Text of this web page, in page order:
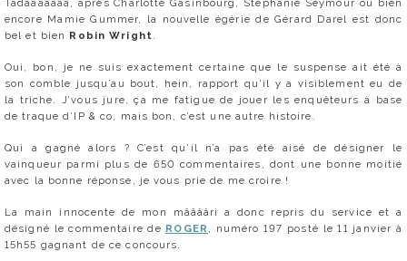
Tadaaaaaaa, après Charlotte Gasinbourg, Stéphanie Seymour ou bien
encore Mamie Gummer, la nouvelle égérie de Gérard Darel est donc
bel et bien Robin Wright.
Oui, bon, je ne suis exactement certaine que le suspense ait été à
son comble jusqu’au bout, hein, rapport qu’il y a visiblement eu de
la triche. J’vous jure, ça me fatigue de jouer les enquêteurs à base
de traque d’IP & co, mais bon, c’est une autre histoire.
Qui a gagné alors ? C’est qu’il n’a pas été aisé de désigner le
vainqueur parmi plus de 650 commentaires, dont une bonne moitié
avec la bonne réponse, je vous prie de me croire !
La main innocente de mon mââââri a donc repris du service et a
désigné le commentaire de ROGER , numéro 197 posté le 11 janvier à
15h55 gagnant de ce concours.